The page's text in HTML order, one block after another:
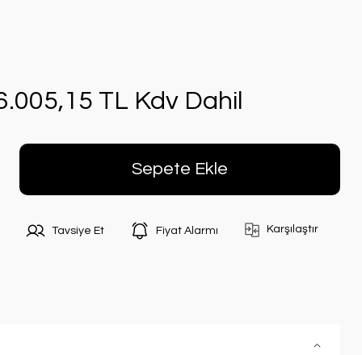
TL Kdv Dahil
Sepete Ekle
Tavsiye Et Fiyat Alarmı Karşılaştır